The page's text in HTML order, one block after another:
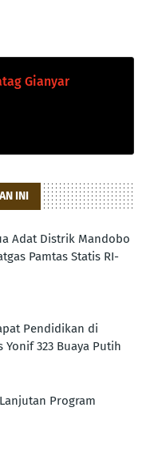
Gianyar
INI
Adat Distrik Mandobo
Pamtas Statis RI-
Pendidikan di
Yonif 323 Buaya Putih
Program